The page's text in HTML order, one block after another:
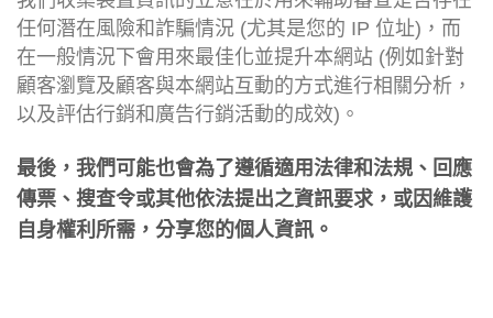
任何潛在風險和詐騙情況 (尤其是您的 IP 位址)，而
在一般情況下會用來最佳化並提升本網站 (例如針對
顧客瀏覽及顧客與本網站互動的方式進行相關分析，
以及評估行銷和廣告行銷活動的成效)。
最後，我們可能也會為了遵循適用法律和法規、回應
傳票、搜查令或其他依法提出之資訊要求，或因維護
自身權利所需，分享您的個人資訊。